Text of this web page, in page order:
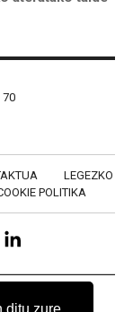
ditu zure
70
LEGEZKO
POLITIKA